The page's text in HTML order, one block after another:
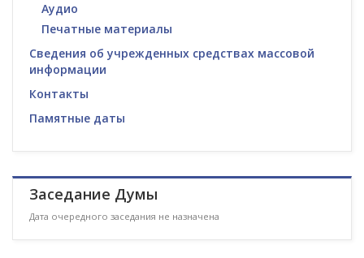
Аудио
Печатные материалы
Сведения об учрежденных средствах массовой
информации
Контакты
Памятные даты
Заседание Думы
Дата очередного заседания не назначена